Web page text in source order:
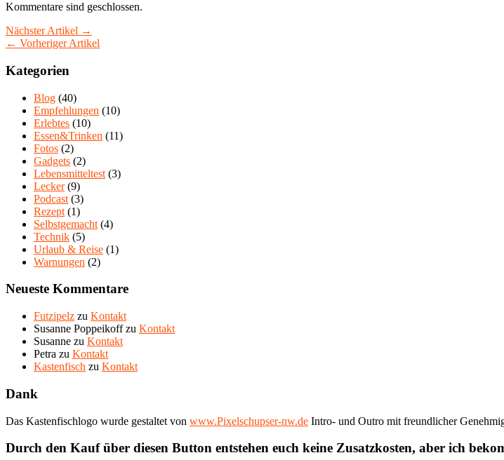
Kommentare sind geschlossen.
Nächster Artikel →
← Vorheriger Artikel
Kategorien
Blog (40)
Empfehlungen (10)
Erlebtes (10)
Essen&Trinken (11)
Fotos (2)
Gadgets (2)
Lebensmitteltest (3)
Lecker(9)
Podcast (3)
Rezept (1)
Selbstgemacht (4)
Technik (5)
Urlaub & Reise (1)
Warnungen (2)
Neueste Kommentare
Futzipelz zu Kontakt
Susanne Poppeikoffzu Kontakt
Susanne zu Kontakt
Petra zu Kontakt
Kastenfisch zu Kontakt
Dank
Das Kastenfischlogo wurde gestaltet von www.Pixelschupser-nw.de Intro- und Outro mit freundlicher
Durch den Kauf über diesen Button entstehen euch keine Zusatzkosten, aber ich